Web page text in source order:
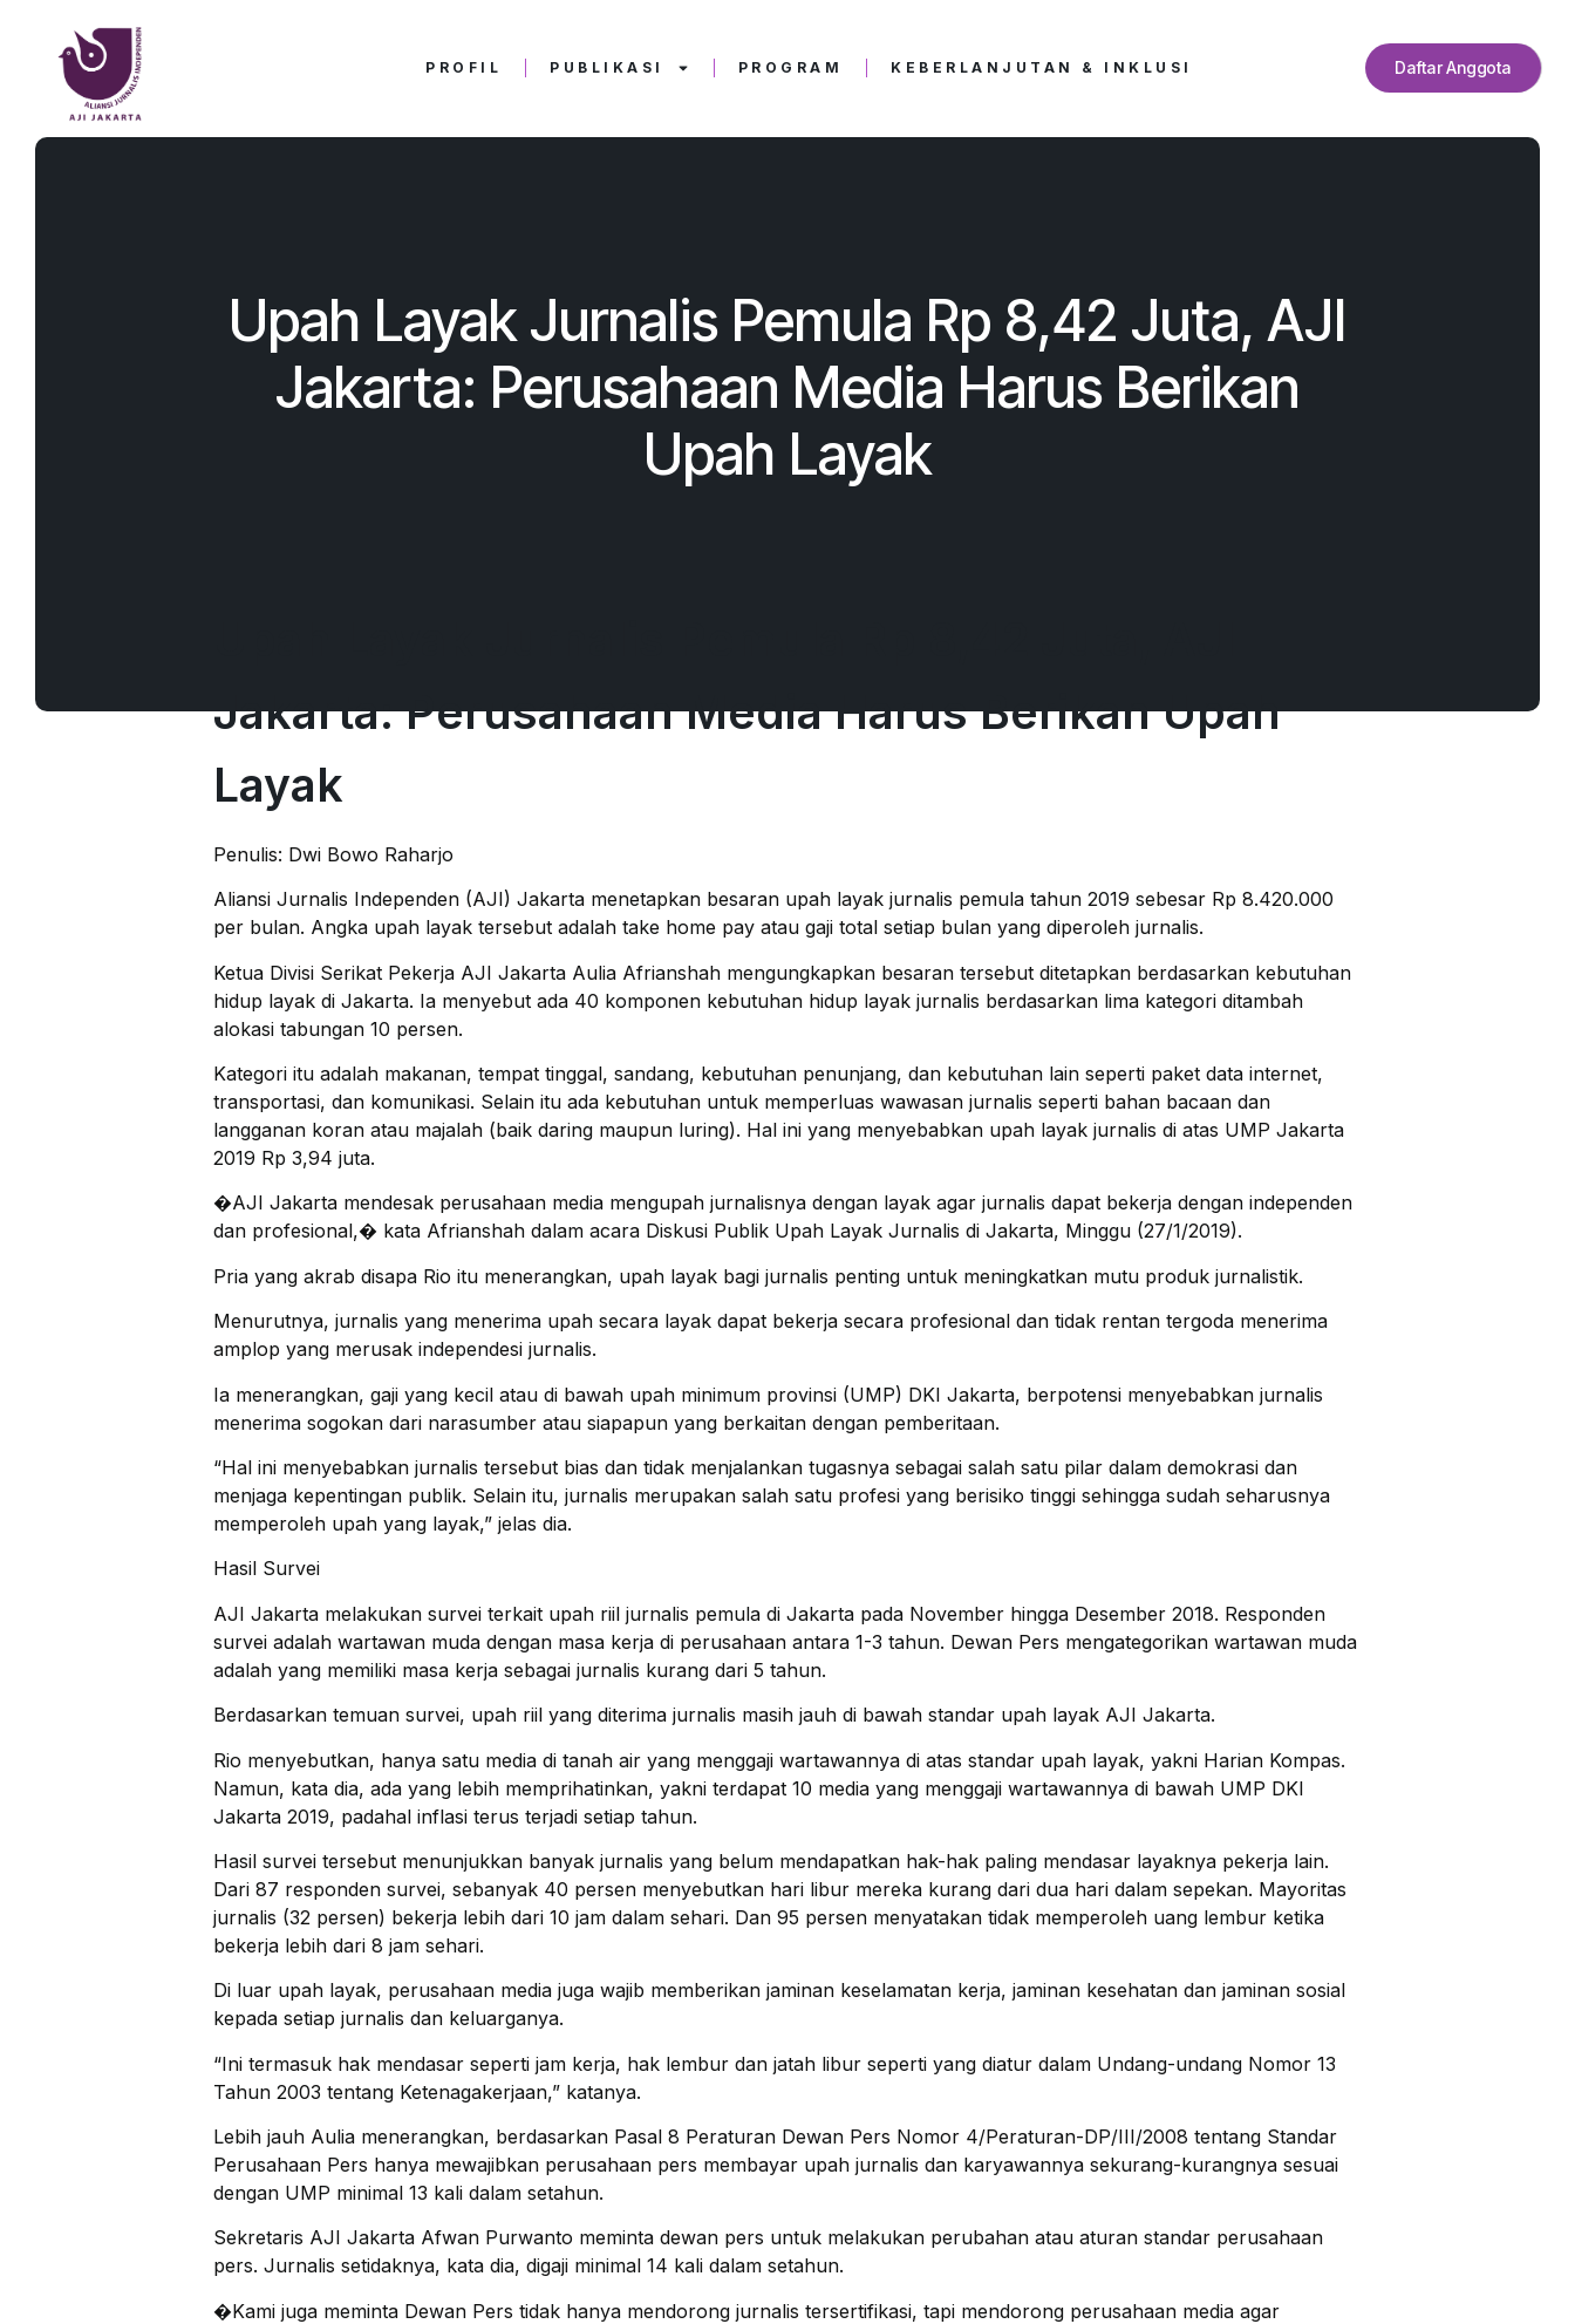
PROFIL PUBLIKASI PROGRAM KEBERLANJUTAN & INKLUSI Daftar Anggota
Upah Layak Jurnalis Pemula Rp 8,42 Juta, AJI
Jakarta: Perusahaan Media Harus Berikan
Upah Layak
Jakarta: Perusahaan Media Harus Berikan Upah
Layak
Penulis: Dwi Bowo Raharjo
Aliansi Jurnalis Independen (AJI) Jakarta menetapkan besaran upah layak jurnalis pemula tahun 2019 sebesar Rp 8.420.000
per bulan. Angka upah layak tersebut adalah take home pay atau gaji total setiap bulan yang diperoleh jurnalis.
Ketua Divisi Serikat Pekerja AJI Jakarta Aulia Afrianshah mengungkapkan besaran tersebut ditetapkan berdasarkan kebutuhan
hidup layak di Jakarta. Ia menyebut ada 40 komponen kebutuhan hidup layak jurnalis berdasarkan lima kategori ditambah
alokasi tabungan 10 persen.
Kategori itu adalah makanan, tempat tinggal, sandang, kebutuhan penunjang, dan kebutuhan lain seperti paket data internet,
transportasi, dan komunikasi. Selain itu ada kebutuhan untuk memperluas wawasan jurnalis seperti bahan bacaan dan
langganan koran atau majalah (baik daring maupun luring). Hal ini yang menyebabkan upah layak jurnalis di atas UMP Jakarta
2019 Rp 3,94 juta.
�AJI Jakarta mendesak perusahaan media mengupah jurnalisnya dengan layak agar jurnalis dapat bekerja dengan independen
dan profesional,� kata Afrianshah dalam acara Diskusi Publik Upah Layak Jurnalis di Jakarta, Minggu (27/1/2019).
Pria yang akrab disapa Rio itu menerangkan, upah layak bagi jurnalis penting untuk meningkatkan mutu produk jurnalistik.
Menurutnya, jurnalis yang menerima upah secara layak dapat bekerja secara profesional dan tidak rentan tergoda menerima
amplop yang merusak independesi jurnalis.
Ia menerangkan, gaji yang kecil atau di bawah upah minimum provinsi (UMP) DKI Jakarta, berpotensi menyebabkan jurnalis
menerima sogokan dari narasumber atau siapapun yang berkaitan dengan pemberitaan.
“Hal ini menyebabkan jurnalis tersebut bias dan tidak menjalankan tugasnya sebagai salah satu pilar dalam demokrasi dan
menjaga kepentingan publik. Selain itu, jurnalis merupakan salah satu profesi yang berisiko tinggi sehingga sudah seharusnya
memperoleh upah yang layak,” jelas dia.
Hasil Survei
AJI Jakarta melakukan survei terkait upah riil jurnalis pemula di Jakarta pada November hingga Desember 2018. Responden
survei adalah wartawan muda dengan masa kerja di perusahaan antara 1-3 tahun. Dewan Pers mengategorikan wartawan muda
adalah yang memiliki masa kerja sebagai jurnalis kurang dari 5 tahun.
Berdasarkan temuan survei, upah riil yang diterima jurnalis masih jauh di bawah standar upah layak AJI Jakarta.
Rio menyebutkan, hanya satu media di tanah air yang menggaji wartawannya di atas standar upah layak, yakni Harian Kompas.
Namun, kata dia, ada yang lebih memprihatinkan, yakni terdapat 10 media yang menggaji wartawannya di bawah UMP DKI
Jakarta 2019, padahal inflasi terus terjadi setiap tahun.
Hasil survei tersebut menunjukkan banyak jurnalis yang belum mendapatkan hak-hak paling mendasar layaknya pekerja lain.
Dari 87 responden survei, sebanyak 40 persen menyebutkan hari libur mereka kurang dari dua hari dalam sepekan. Mayoritas
jurnalis (32 persen) bekerja lebih dari 10 jam dalam sehari. Dan 95 persen menyatakan tidak memperoleh uang lembur ketika
bekerja lebih dari 8 jam sehari.
Di luar upah layak, perusahaan media juga wajib memberikan jaminan keselamatan kerja, jaminan kesehatan dan jaminan sosial
kepada setiap jurnalis dan keluarganya.
“Ini termasuk hak mendasar seperti jam kerja, hak lembur dan jatah libur seperti yang diatur dalam Undang-undang Nomor 13
Tahun 2003 tentang Ketenagakerjaan,” katanya.
Lebih jauh Aulia menerangkan, berdasarkan Pasal 8 Peraturan Dewan Pers Nomor 4/Peraturan-DP/III/2008 tentang Standar
Perusahaan Pers hanya mewajibkan perusahaan pers membayar upah jurnalis dan karyawannya sekurang-kurangnya sesuai
dengan UMP minimal 13 kali dalam setahun.
Sekretaris AJI Jakarta Afwan Purwanto meminta dewan pers untuk melakukan perubahan atau aturan standar perusahaan
pers. Jurnalis setidaknya, kata dia, digaji minimal 14 kali dalam setahun.
�Kami juga meminta Dewan Pers tidak hanya mendorong jurnalis tersertifikasi, tapi mendorong perusahaan media agar